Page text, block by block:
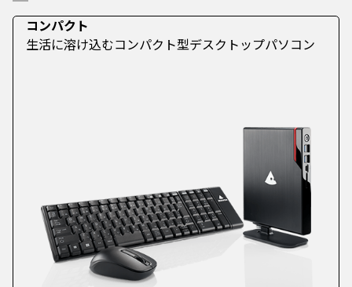
コンパクト
生活に溶け込むコンパクト型デスクトップパソコン